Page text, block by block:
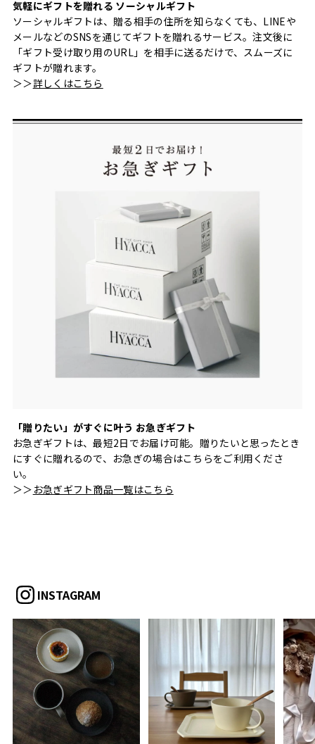
気軽にギフトを贈れる ソーシャルギフト
ソーシャルギフトは、贈る相手の住所を知らなくても、LINEや
メールなどのSNSを通じてギフトを贈れるサービス。注文後に
「ギフト受け取り用のURL」を相手に送るだけで、スムーズに
ギフトが贈れます。
＞＞詳しくはこちら
「贈りたい」がすぐに叶う お急ぎギフト
お急ぎギフトは、最短2日でお届け可能。贈りたいと思ったとき
にすぐに贈れるので、お急ぎの場合はこちらをご利用くださ
い。
＞＞ お急ぎギフト商品一覧はこちら
INSTAGRAM